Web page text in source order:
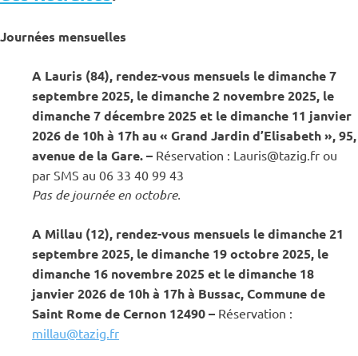
Journées mensuelles
A Lauris (84), rendez-vous mensuels le dimanche 7
septembre2025, le dimanche 2 novembre 2025, le
dimanche 7 décembre 2025 et le dimanche 11 janvier
2026 de 10h à 17hau « Grand Jardin d’Elisabeth », 95,
avenue de la Gare.– Réservation : Lauris@tazig.fr ou
par SMS au 06 33 40 99 43
Pas de journée en octobre.
A Millau (12), rendez-vous mensuels le dimanche 21
septembre 2025, le dimanche 19 octobre 2025, le
dimanche 16 novembre 2025 et le dimanche 18
janvier 2026 de 10h à 17h à Bussac, Commune de
Saint Rome de Cernon 12490– Réservation :
millau@tazig.fr